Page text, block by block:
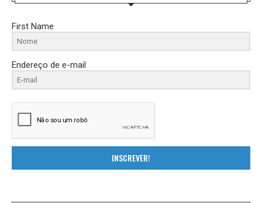
First Name
Endereço de e-mail
INSCREVER!